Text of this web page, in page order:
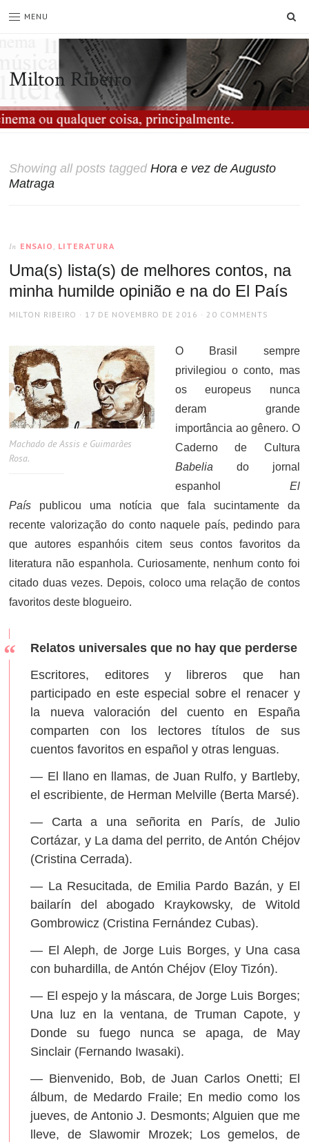
MENU
Milton Ribeiro
Showing all posts taggedHora e vez de Augusto
Matraga
In ENSAIO , LITERATURA
Uma(s) lista(s) de melhores contos, na
minha humilde opinião e na do El País
AUTHOR
MILTON RIBEIRO
POSTED
17 DE NOVEMBRO DE 2016 20 COMMENTS
Machado de Assis e Guimarães
Rosa.
O Brasil sempre
privilegiou o conto, mas
os europeus nunca
deram grande
importância ao gênero. O
Caderno de Cultura
Babelia do jornal
espanhol El
País publicou uma notícia que fala sucintamente da
recente valorização do conto naquele país, pedindo para
que autores espanhóis citem seus contos favoritos da
literatura não espanhola. Curiosamente, nenhum conto foi
citado duas vezes. Depois, coloco uma relação de contos
favoritos deste blogueiro.
Relatos universales que no hay que perderse
Escritores, editores y libreros que han
participado en este especial sobre el renacer y
la nueva valoración del cuento en España
comparten con los lectores títulos de sus
cuentos favoritos en español y otras lenguas.
— El llano en llamas, de Juan Rulfo, y Bartleby,
el escribiente, de Herman Melville (Berta Marsé).
— Carta a una señorita en París, de Julio
Cortázar, y La dama del perrito, de Antón Chéjov
(Cristina Cerrada).
— La Resucitada, de Emilia Pardo Bazán, y El
bailarín del abogado Kraykowsky, de Witold
Gombrowicz (Cristina Fernández Cubas).
— El Aleph, de Jorge Luis Borges, y Una casa
con buhardilla, de Antón Chéjov (Eloy Tizón).
— El espejo y la máscara, de Jorge Luis Borges;
Una luz en la ventana, de Truman Capote, y
Donde su fuego nunca se apaga, de May
Sinclair (Fernando Iwasaki).
— Bienvenido, Bob, de Juan Carlos Onetti; El
álbum, de Medardo Fraile; En medio como los
jueves, de Antonio J. Desmonts; Alguien que me
lleve, de Slawomir Mrozek; Los gemelos, de